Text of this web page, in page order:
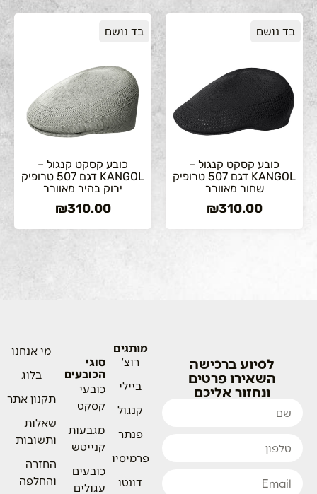
בד נושם
כובע קסקט קנגול –
KANGOL דגם 507 טרופיק
שחור מאוורר
₪310.00
בד נושם
כובע קסקט קנגול –
KANGOL דגם 507 טרופיק
ירוק בהיר מאוורר
₪310.00
מותגים
רוצ'
ביילי
קנגול
פנתר
פרמיסיו
דונטו
סוגי
הכובעים
כובעי
קסקט
מגבעות
קנייטש
כובעים
עגולים
מי אנחנו
בלוג
תקנון אתר
שאלות
ותשובות
החזרה
והחלפה
לסיוע ברכישה
השאירו פרטים
ונחזור אליכם